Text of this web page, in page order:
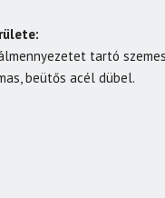
tartó
beütős acél dübel.